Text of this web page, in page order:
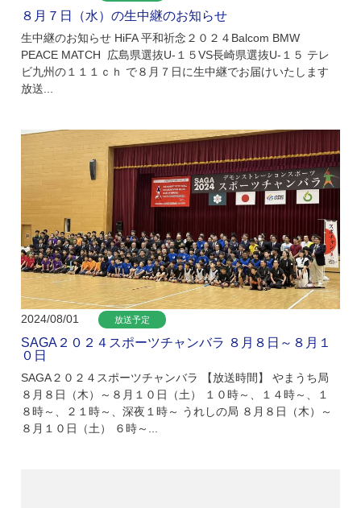
８月７日（水）の生中継のお知らせ
生中継のお知らせ HiFA 平和祈念２０２４Balcom BMW
PEACE MATCH 広島県選抜U-１５VS長崎県選抜U-１５ テレ
ビ九州の１１１ｃｈ で８月７日に生中継でお届けいたします
放送...
2024/08/01 放送予定
SAGA２０２４スポーツチャンバラ ８月８日～８月１
０日
SAGA２０２４スポーツチャンバラ 【放送時間】 やまうち局
８月８日（木）～８月１０日（土） １０時～、１４時～、１
８時～、２１時～、深夜１時～ うれしの局 ８月８日（木）～
８月１０日（土） ６時～...